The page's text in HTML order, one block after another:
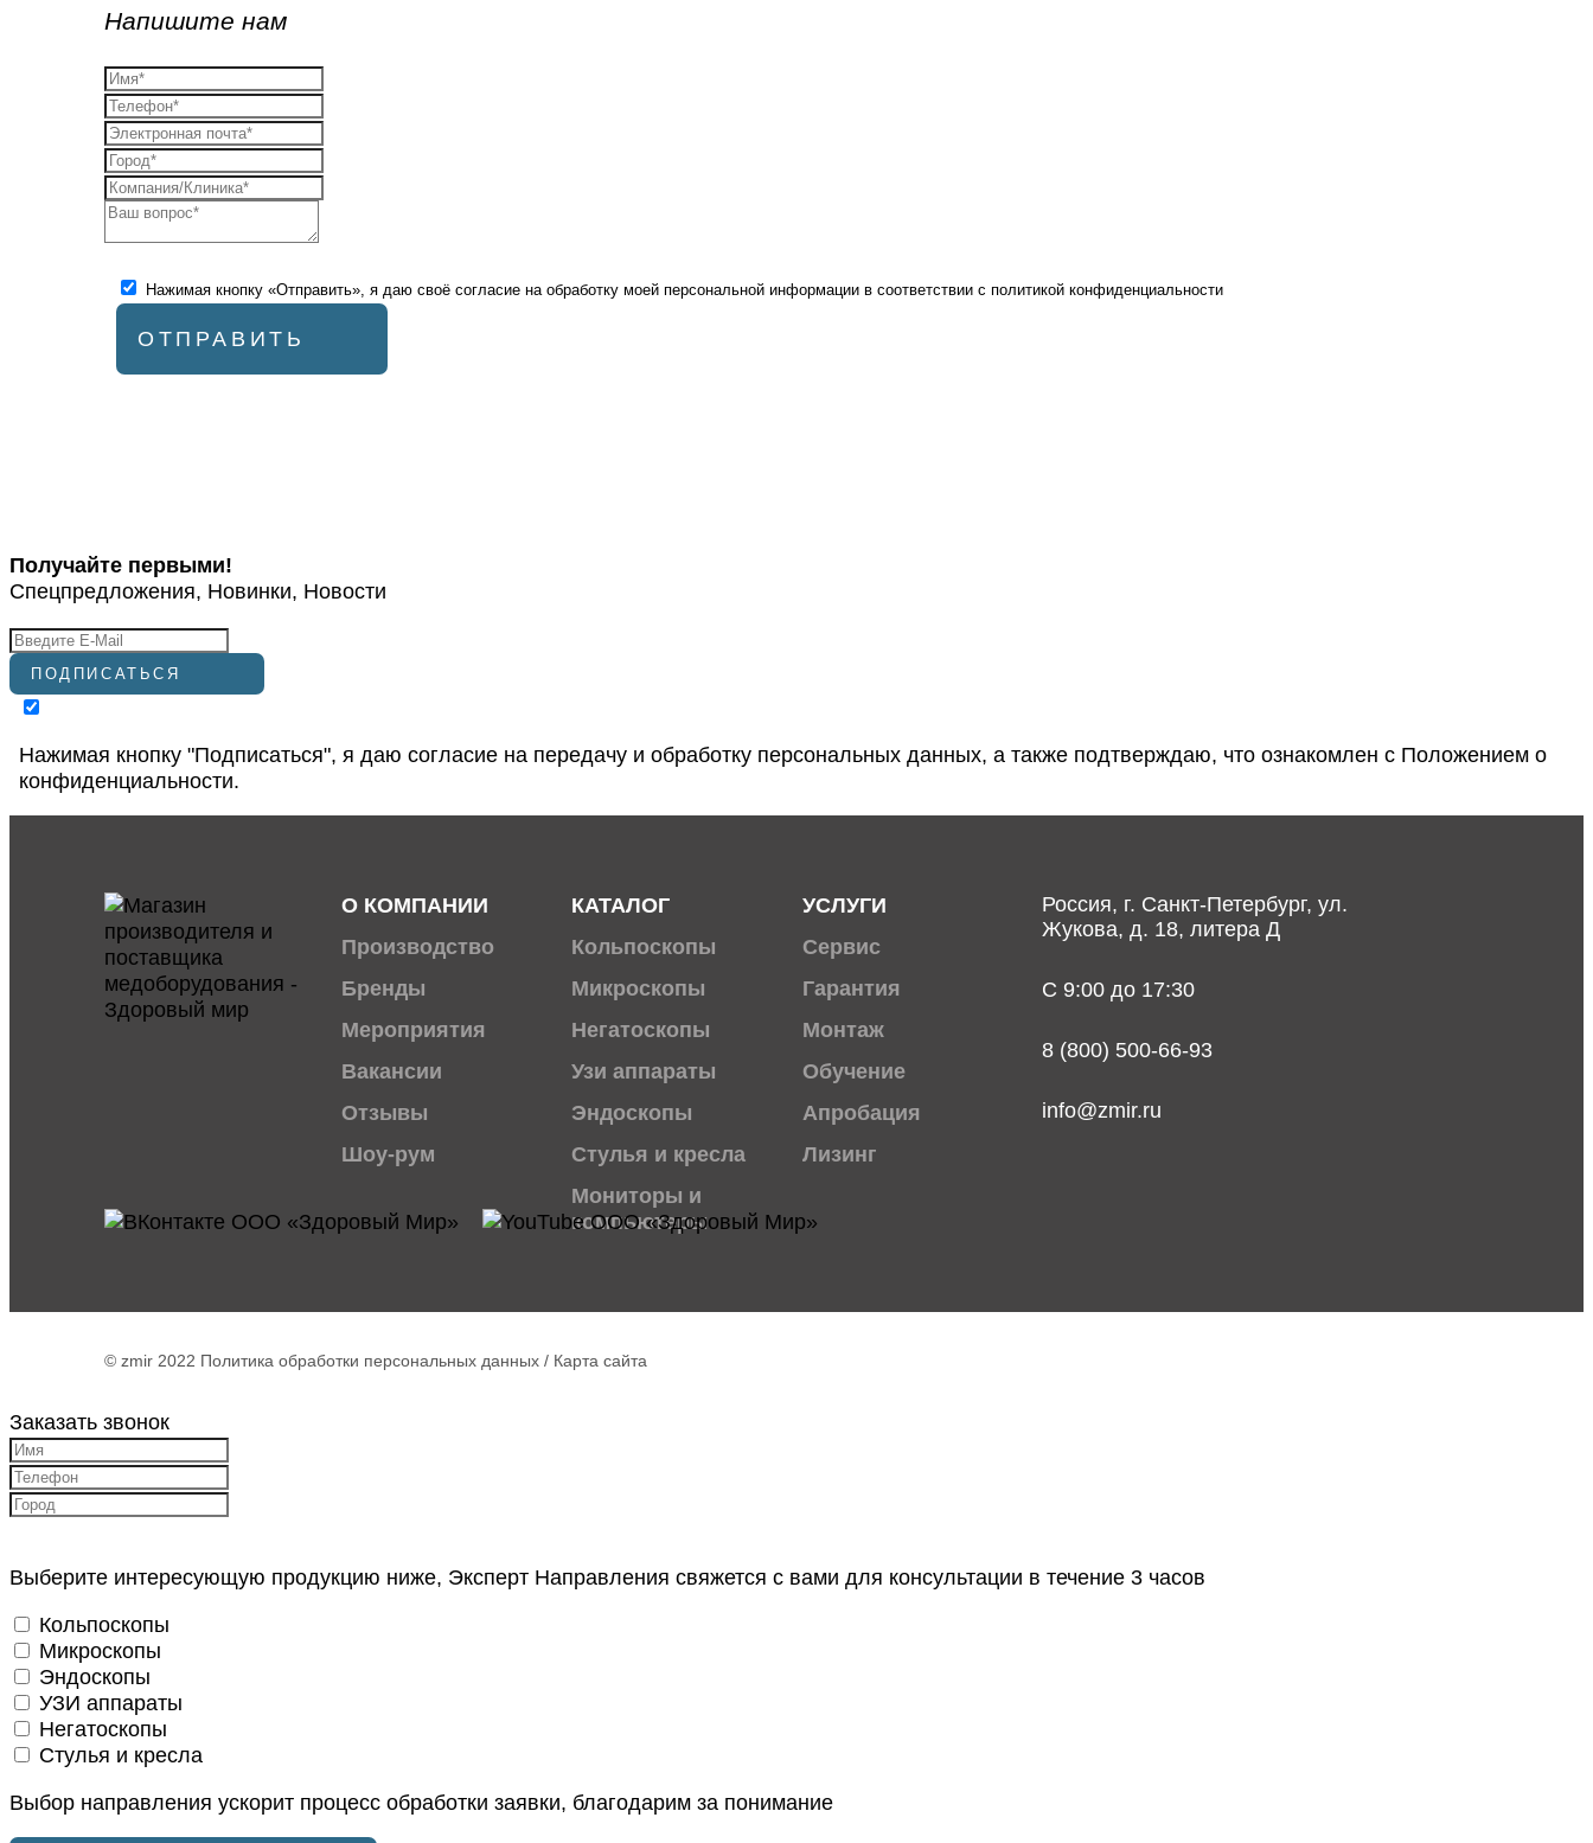
Напишите нам
Нажимая кнопку «Отправить», я даю своё согласие на обработку моей персональной информации в соответствии с политикой конфиденциальности
ОТПРАВИТЬ
Получайте первыми!
Спецпредложения, Новинки, Новости
ПОДПИСАТЬСЯ
Нажимая кнопку "Подписаться", я даю согласие на передачу и обработку персональных данных, а также подтверждаю, что ознакомлен с Положением о
конфиденциальности.
О КОМПАНИИ
Производство
Бренды
Мероприятия
Вакансии
Отзывы
Шоу-рум
КАТАЛОГ
Кольпоскопы
Микроскопы
Негатоскопы
Узи аппараты
Эндоскопы
Стулья и кресла
Мониторы и
компьютеры
УСЛУГИ
Сервис
Гарантия
Монтаж
Обучение
Апробация
Лизинг
Россия, г. Санкт-Петербург, ул.
Жукова, д. 18, литера Д
С 9:00 до 17:30
8 (800) 500-66-93
info@zmir.ru
© zmir 2022 Политика обработки персональных данных / Карта сайта
Заказать звонок
Выберите интересующую продукцию ниже, Эксперт Направления свяжется с вами для консультации в течение 3 часов
Кольпоскопы
Микроскопы
Эндоскопы
УЗИ аппараты
Негатоскопы
Стулья и кресла
Выбор направления ускорит процесс обработки заявки, благодарим за понимание